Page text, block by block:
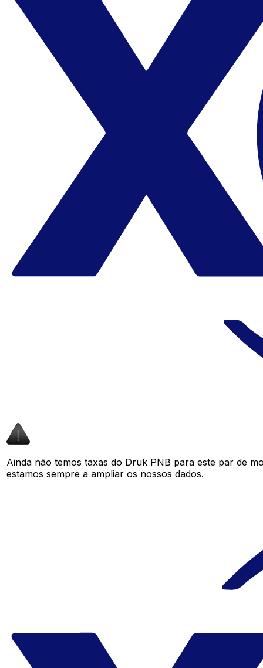
Ainda não temos taxas do Druk PNB para este par de
estamos sempre a ampliar os nossos dados.